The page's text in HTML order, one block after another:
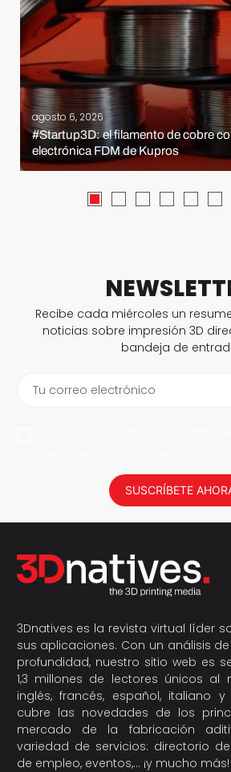
agosto 6, 2026
#Startup3D: el filamento de cobre
electrónica FDM de Kupros
Recibe cada miércoles un
noticias sobre impresión 3D
bandeja de
Tu correo electrónico
SUSCRÍBETE
3Dnatives es la revista virtual líder
sus aplicaciones. Con un análisis
profundidad, nuestro sitio web es
1,3 millones de lectores únicos al
inglés, francés, español, italiano y
cubre las novedades de los
mercado de la fabricación
variedad de servicios: directorio
de empleo, eventos,… ¡y mucho más!